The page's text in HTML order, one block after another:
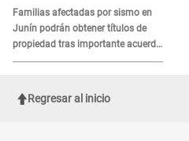
Familias afectadas por sismo en
Junín podrán obtener títulos de
propiedad tras importante acuerdo
de Cofopri
Regresar al inicio